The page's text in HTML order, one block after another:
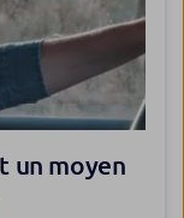
un moyen